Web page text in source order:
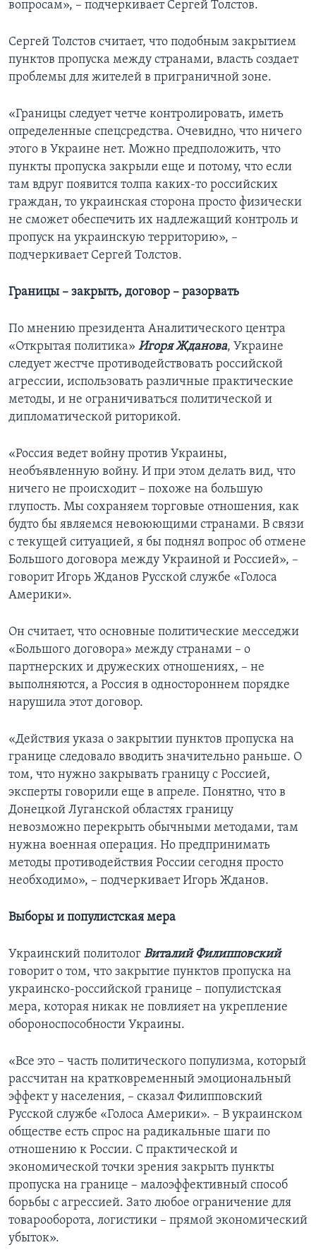
вопросам», – подчеркивает Сергей Толстов.
Сергей Толстов считает, что подобным закрытием
пунктов пропуска между странами, власть создает
проблемы для жителей в приграничной зоне.
«Границы следует четче контролировать, иметь
определенные спецсредства. Очевидно, что ничего
этого в Украине нет. Можно предположить, что
пункты пропуска закрыли еще и потому, что если
там вдруг появится толпа каких-то российских
граждан, то украинская сторона просто физически
не сможет обеспечить их надлежащий контроль и
пропуск на украинскую территорию», –
подчеркивает Сергей Толстов.
Границы – закрыть, договор – разорвать
По мнению президента Аналитического центра
«Открытая политика» Игоря Жданова, Украине
следует жестче противодействовать российской
агрессии, использовать различные практические
методы, и не ограничиваться политической и
дипломатической риторикой.
«Россия ведет войну против Украины,
необъявленную войну. И при этом делать вид, что
ничего не происходит – похоже на большую
глупость. Мы сохраняем торговые отношения, как
будто бы являемся невоюющими странами. В связи
с текущей ситуацией, я бы поднял вопрос об отмене
Большого договора между Украиной и Россией», –
говорит Игорь Жданов Русской службе «Голоса
Америки».
Он считает, что основные политические месседжи
«Большого договора» между странами – о
партнерских и дружеских отношениях, – не
выполняются, а Россия в одностороннем порядке
нарушила этот договор.
«Действия указа о закрытии пунктов пропуска на
границе следовало вводить значительно раньше. О
том, что нужно закрывать границу с Россией,
эксперты говорили еще в апреле. Понятно, что в
Донецкой Луганской областях границу
невозможно перекрыть обычными методами, там
нужна военная операция. Но предпринимать
методы противодействия России сегодня просто
необходимо», – подчеркивает Игорь Жданов.
Выборы и популистская мера
Украинский политолог Виталий Филипповский
говорит о том, что закрытие пунктов пропуска на
украинско-российской границе – популистская
мера, которая никак не повлияет на укрепление
обороноспособности Украины.
«Все это – часть политического популизма, который
рассчитан на кратковременный эмоциональный
эффект у населения, – сказал Филипповский
Русской службе «Голоса Америки». – В украинском
обществе есть спрос на радикальные шаги по
отношению к России. С практической и
экономической точки зрения закрыть пункты
пропуска на границе – малоэффективный способ
борьбы с агрессией. Зато любое ограничение для
товарооборота, логистики – прямой экономический
убыток».